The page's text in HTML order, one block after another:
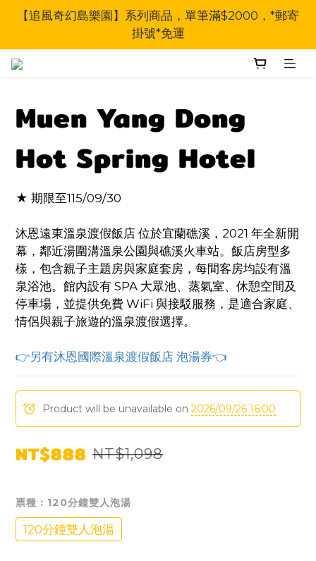
【追風奇幻島樂園】系列商品，單筆滿$2000，*郵寄
掛號*免運
Muen Yang Dong
Hot Spring Hotel
★ 期限至115/09/30
沐恩遠東溫泉渡假飯店 位於宜蘭礁溪，2021 年全新開
幕，鄰近湯圍溝溫泉公園與礁溪火車站。飯店房型多
樣，包含親子主題房與家庭套房，每間客房均設有溫
泉浴池。館內設有 SPA 大眾池、蒸氣室、休憩空間及
停車場，並提供免費 WiFi 與接駁服務，是適合家庭、
情侶與親子旅遊的溫泉渡假選擇。
👉另有沐恩國際溫泉渡假飯店 泡湯券👈
Product will be unavailable on 2026/09/26 16:00
NT$888 NT$1,098
票種 : 120分鐘雙人泡湯
120分鐘雙人泡湯